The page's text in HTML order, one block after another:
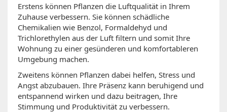
Erstens können Pflanzen die Luftqualität in Ihrem
Zuhause verbessern. Sie können schädliche
Chemikalien wie Benzol, Formaldehyd und
Trichlorethylen aus der Luft filtern und somit Ihre
Wohnung zu einer gesünderen und komfortableren
Umgebung machen.
Zweitens können Pflanzen dabei helfen, Stress und
Angst abzubauen. Ihre Präsenz kann beruhigend und
entspannend wirken und dazu beitragen, Ihre
Stimmung und Produktivität zu verbessern.